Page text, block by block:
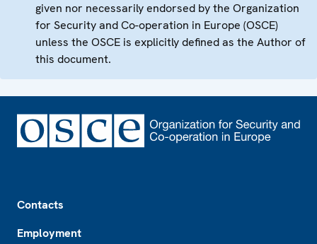
given nor necessarily endorsed by the Organization
for Security and Co-operation in Europe (OSCE)
unless the OSCE is explicitly defined as the Author of
this document.
Contacts
Employment